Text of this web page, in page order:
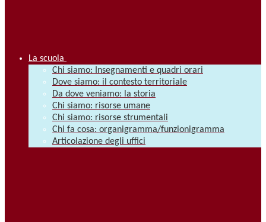
La scuola
Chi siamo: Insegnamenti e quadri orari
Dove siamo: il contesto territoriale
Da dove veniamo: la storia
Chi siamo: risorse umane
Chi siamo: risorse strumentali
Chi fa cosa: organigramma/funzionigramma
Articolazione degli uffici